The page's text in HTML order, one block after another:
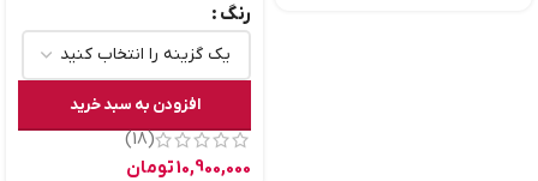
رنگ
افزودن به سبد خرید
(18)
10,900,000تومان